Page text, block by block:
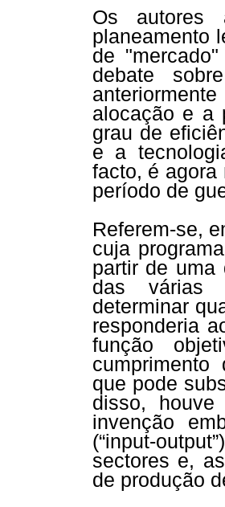
Os autores
planeamento
de
debate
alocação e a
grau de
e a
facto, é
período de
Referem-se,
cuja
partir de uma
das várias
determinar
responderia
função
que pode
disso,
invenção
(“input-
sectores e,
de produção